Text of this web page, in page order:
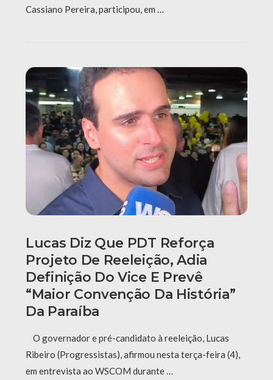
Cassiano Pereira, participou, em …
Lucas Diz Que PDT Reforça
Projeto De Reeleição, Adia
Definição Do Vice E Prevê
“maior Convenção Da História”
Da Paraíba
O governador e pré-candidato à reeleição, Lucas
Ribeiro (Progressistas), afirmou nesta terça-feira (4),
em entrevista ao WSCOM durante …